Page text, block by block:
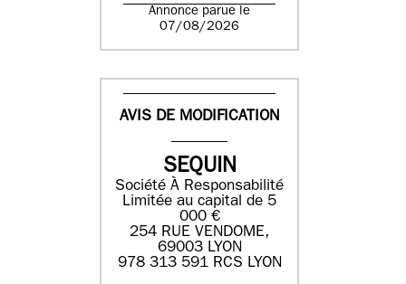
Annonce parue le
07/08/2026
AVIS DE MODIFICATION
SEQUIN
Société À Responsabilité
Limitée au capital de 5
000 €
254 RUE VENDOME,
69003 LYON
978 313 591 RCS LYON